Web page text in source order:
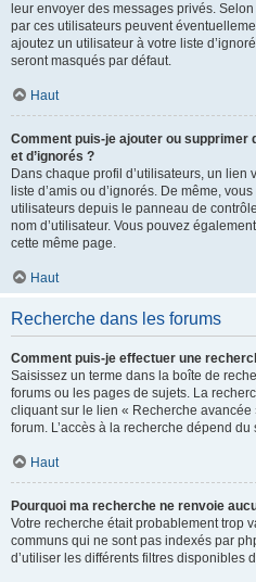
leur envoyer des messages privés.
par ces utilisateurs peuvent
ajoutez un utilisateur à votre liste
seront masqués par défaut.
Haut
Comment puis-je ajouter ou supprimer
et d’ignorés ?
Dans chaque profil d’utilisateurs, un lien
liste d’amis ou d’ignorés. De même,
utilisateurs depuis le panneau de
nom d’utilisateur. Vous pouvez
cette même page.
Haut
Recherche dans les forums
Comment puis-je effectuer une
Saisissez un terme dans la boîte de
forums ou les pages de sujets. La
cliquant sur le lien « Recherche
forum. L’accès à la recherche dépend du
Haut
Pourquoi ma recherche ne renvoie
Votre recherche était probablement trop
communs qui ne sont pas indexés par
d’utiliser les différents filtres disponibles